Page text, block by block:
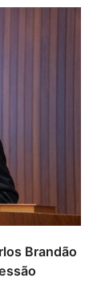
Brandão